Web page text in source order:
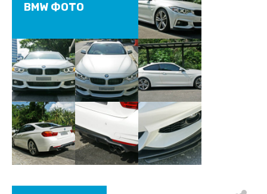
BMW ФОТО